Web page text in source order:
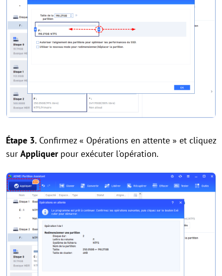
Étape 3. Confirmez « Opérations en attente » et cliquez
sur Appliquerpour exécuter l'opération.